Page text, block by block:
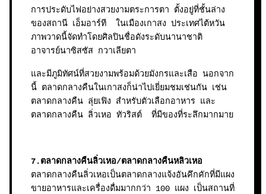
การประดับไฟอย่างสวยงามตระการตา ตั้งอยู่ที่ชั้นล่าง
ของสถานี เอ็มอาร์ที ในเมืองเกาสง ประเทศไต้หวัน
ภาพวาดนี้จัดทำโดยศิลปินชื่อดังระดับนานาชาติ
อาจารย์นาซิสซัส กวาเลียตา
และมีภูมิทัศน์ที่สวยงามพร้อมด้วยมังกรและเสือ นอกจาก
นี้ ตลาดกลางคืนในเกาสงก็น่าไปเยี่ยมชมเช่นกัน เช่น
ตลาดกลางคืน ลุ่ยเฟิง สำหรับตัวเลือกอาหาร และ
ตลาดกลางคืน ลิ่วเหอ ทัวริสต์ ที่มีของที่ระลึกมากมาย
7.ตลาดกลางคืนลิ่วเหอ/ตลาดกลางคืนหลิวเหอ
ตลาดกลางคืนลิ่วเหอเป็นตลาดกลางแจ้งอันคึกคักที่มีแผง
ขายอาหารและเครื่องดื่มมากกว่า 100 แผง เป็นสถานที่